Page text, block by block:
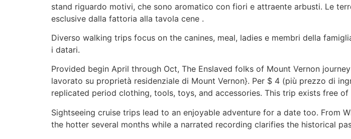
stand riguardo motivi, che sono aromatico con fiori e attraente arbusti. Le
esclusive dalla fattoria alla tavola cene .
Diverso walking trips focus on the canines, meal, ladies e membri della
i datari.
Provided begin April through Oct, The Enslaved folks of Mount Vernon
lavorato su proprietà residenziale di Mount Vernon}. Per $ 4 (più prezzo di
replicated period clothing, tools, toys, and accessories. This trip exists free
Sightseeing cruise trips lead to an enjoyable adventure for a date too. From
the hotter several months while a narrated recording clarifies the historical